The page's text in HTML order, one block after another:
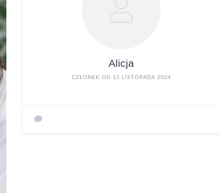
Alicja
CZŁONEK OD 15 LISTOPADA 2024